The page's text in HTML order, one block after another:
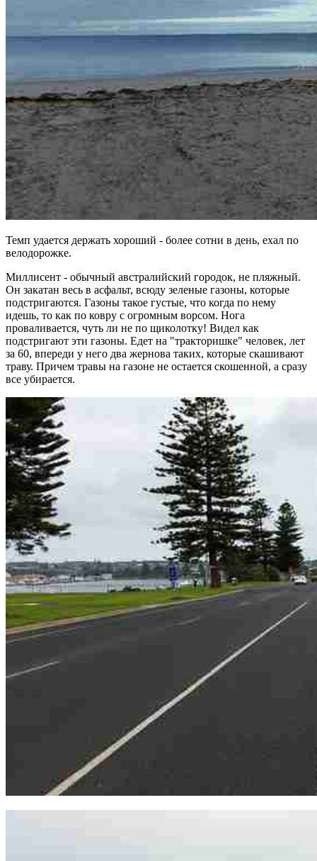
Темп удается держать хороший - более сотни в день, ехал по
велодорожке.
Миллисент - обычный австралийский городок, не пляжный.
Он закатан весь в асфальт, всюду зеленые газоны, которые
подстригаются. Газоны такое густые, что когда по нему
идешь, то как по ковру с огромным ворсом. Нога
проваливается, чуть ли не по щиколотку! Видел как
подстригают эти газоны. Едет на "тракторишке" человек, лет
за 60, впереди у него два жернова таких, которые скашивают
траву. Причем травы на газоне не остается скошенной, а сразу
все убирается.